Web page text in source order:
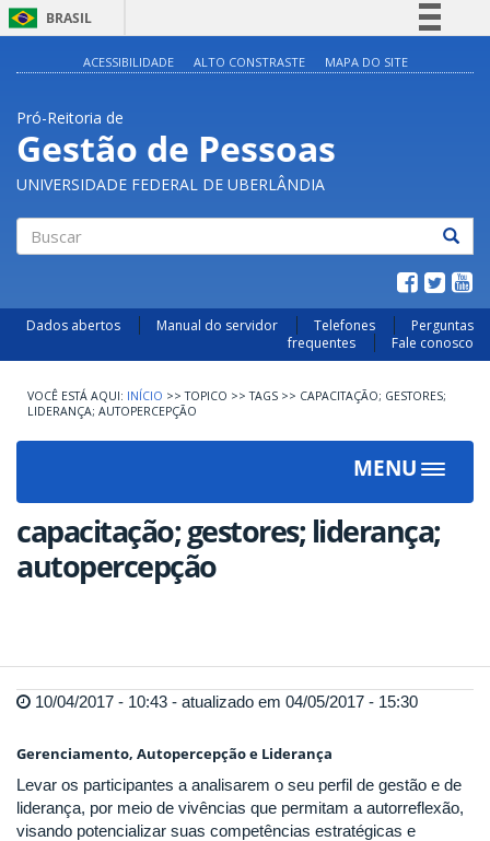
BRASIL
Acesso à informação
Legislação
Canais
ACESSIBILIDADE ALTO CONSTRASTE MAPA DO SITE
Pró-Reitoria de
Gestão de Pessoas
UNIVERSIDADE FEDERAL DE UBERLÂNDIA
Dados abertos Manual do servidor Telefones
Perguntas
frequentes
Fale conosco
INÍCIO >> TOPICO >> TAGS >> CAPACITAÇÃO; GESTORES;
LIDERANÇA; AUTOPERCEPÇÃO
MENU
Toggle
capacitação; gestores; liderança;
autopercepção
10/04/2017 - 10:43 - atualizado em 04/05/2017 - 15:30
Gerenciamento, Autopercepção e Liderança
Levar os participantes a analisarem o seu perfil de gestão e de
liderança, por meio de vivências que permitam a autorreflexão,
visando potencializar suas competências estratégicas e